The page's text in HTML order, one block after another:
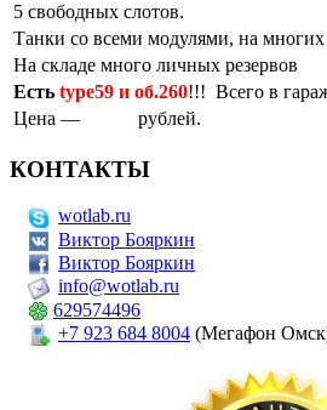
5 свободных слотов.
Танки со всеми модулями, на
На складе много личных резервов
Есть type59 и об.260!!! Всего в
Цена —
рублей.
КОНТАКТЫ
wotlab.ru
Виктор Бояркин
Виктор Бояркин
info@wotlab.ru
629574496
+7 923 684 8004 (Мегафон